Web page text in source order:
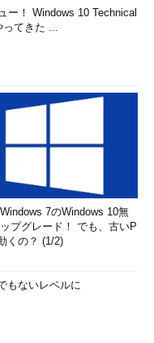
ー！ Windows 10 Technical
ってきた ...
7のWindows 10無
プグレード！ でも、古いP
くの？ (1/2)
もないレベルに